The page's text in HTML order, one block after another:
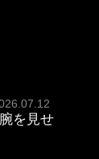
を見せ